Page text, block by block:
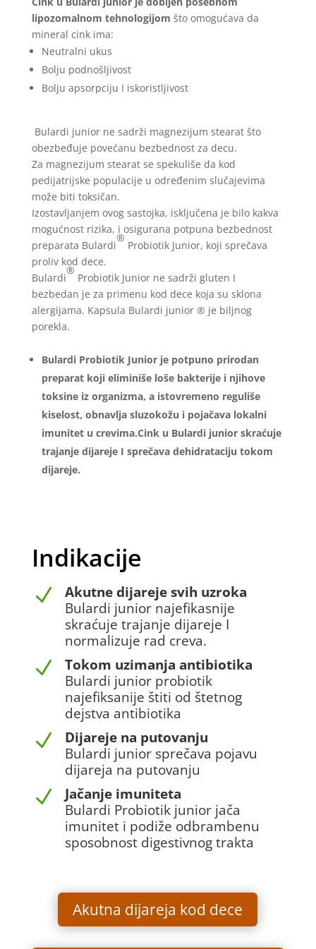
lipozomalnom tehnologijom što omogućava da
mineral cink ima:
Neutralni ukus
Bolju podnošljivost
Bolju apsorpciju I iskoristljivost
Bulardi junior ne sadrži magnezijum stearat što
obezbeđuje povećanu bezbednost za decu.
Za magnezijum stearat se spekuliše da kod
pedijatrijske populacije u određenim slučajevima
može biti toksičan.
Izostavljanjem ovog sastojka, isključena je bilo kakva
mogućnost rizika, i osigurana potpuna bezbednost
preparata Bulardi
®
Probiotik Junior, koji sprečava
proliv kod dece.
Bulardi
®
Probiotik Junior ne sadrži gluten I
bezbedan je za primenu kod dece koja su sklona
alergijama. Kapsula Bulardi junior ® je biljnog
porekla.
Bulardi Probiotik Junior je potpuno prirodan
preparat koji eliminiše loše bakterije i njihove
toksine iz organizma, a istovremeno reguliše
kiselost, obnavlja sluzokožu i pojačava lokalni
imunitet u crevima.Cink u Bulardi junior skraćuje
trajanje dijareje I sprečava dehidrataciju tokom
dijareje.
Indikacije
N
Akutne dijareje svih uzroka
Bulardi junior najefikasnije
skraćuje trajanje dijareje I
normalizuje rad creva.
N
Tokom uzimanja antibiotika
Bulardi junior probiotik
najefiksanije štiti od štetnog
dejstva antibiotika
N
Dijareje na putovanju
Bulardi junior sprečava pojavu
dijareja na putovanju
N
Jačanje imuniteta
Bulardi Probiotik junior jača
imunitet i podiže odbrambenu
sposobnost digestivnog trakta
Akutna dijareja kod dece